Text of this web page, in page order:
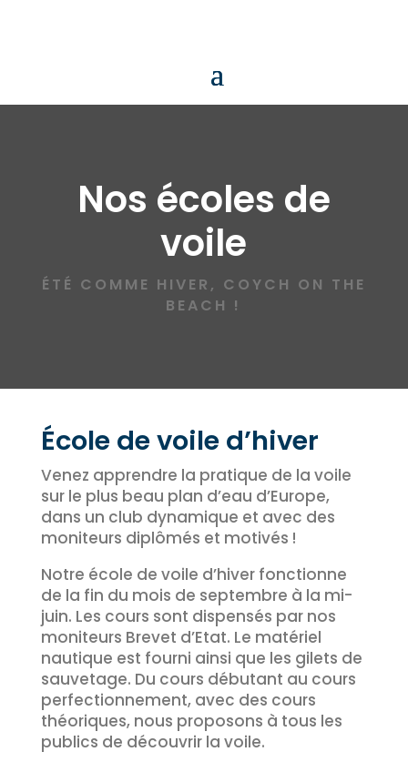
Nos écoles de
voile
ÉTÉ COMME HIVER, COYCH ON THE
BEACH !
École de voile d’hiver
Venez apprendre la pratique de la voile
sur le plus beau plan d’eau d’Europe,
dans un club dynamique et avec des
moniteurs diplômés et motivés !
Notre école de voile d’hiver fonctionne
de la fin du mois de septembre à la mi-
juin. Les cours sont dispensés par nos
moniteurs Brevet d’Etat. Le matériel
nautique est fourni ainsi que les gilets de
sauvetage. Du cours débutant au cours
perfectionnement, avec des cours
théoriques, nous proposons à tous les
publics de découvrir la voile.